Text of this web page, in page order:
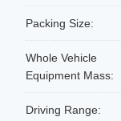
Packing Size:
Whole Vehicle
Equipment Mass:
Driving Range: